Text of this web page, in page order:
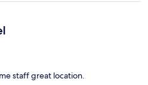
staff great location.